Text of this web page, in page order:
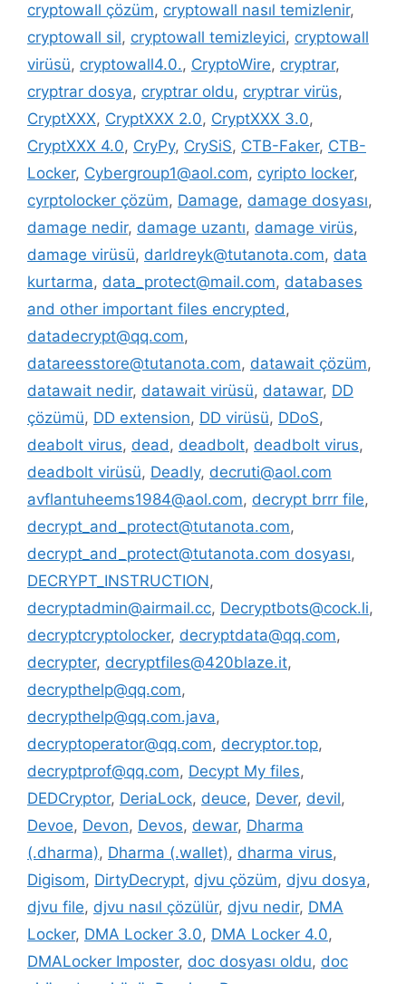
cryptowall çözüm, cryptowall nasıl temizlenir,
cryptowall sil, cryptowall temizleyici, cryptowall
virüsü, cryptowall4.0., CryptoWire, cryptrar,
cryptrar dosya, cryptrar oldu, cryptrar virüs,
CryptXXX, CryptXXX 2.0, CryptXXX 3.0,
CryptXXX 4.0, CryPy, CrySiS, CTB-Faker, CTB-
Locker, Cybergroup1@aol.com, cyripto locker,
cyrptolocker çözüm, Damage, damage dosyası,
damage nedir, damage uzantı, damage virüs,
damage virüsü, darldreyk@tutanota.com, data
kurtarma, data_protect@mail.com, databases
and other important files encrypted,
datadecrypt@qq.com,
datareesstore@tutanota.com, datawait çözüm,
datawait nedir, datawait virüsü, datawar, DD
çözümü, DD extension, DD virüsü, DDoS,
deabolt virus, dead, deadbolt, deadbolt virus,
deadbolt virüsü, Deadly, decruti@aol.com
avflantuheems1984@aol.com, decrypt brrr file,
decrypt_and_protect@tutanota.com,
decrypt_and_protect@tutanota.com dosyası,
DECRYPT_INSTRUCTION,
decryptadmin@airmail.cc, Decryptbots@cock.li,
decryptcryptolocker, decryptdata@qq.com,
decrypter, decryptfiles@420blaze.it,
decrypthelp@qq.com,
decrypthelp@qq.com.java,
decryptoperator@qq.com, decryptor.top,
decryptprof@qq.com, Decypt My files,
DEDCryptor, DeriaLock, deuce, Dever, devil,
Devoe, Devon, Devos, dewar, Dharma
(.dharma), Dharma (.wallet), dharma virus,
Digisom, DirtyDecrypt, djvu çözüm, djvu dosya,
djvu file, djvu nasıl çözülür, djvu nedir, DMA
Locker, DMA Locker 3.0, DMA Locker 4.0,
DMALocker Imposter, doc dosyası oldu, doc